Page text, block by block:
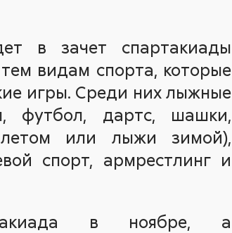
в зачет спартакиады
видам спорта, которые
игры. Среди них лыжные
футбол, дартс, шашки,
летом или лыжи зимой),
спорт, армрестлинг и
в ноябре, а